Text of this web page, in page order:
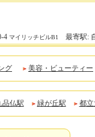
4 マイリッチビルB1 最寄駅:
グ 美容・ビューティー
品仏駅 緑が丘駅 都立